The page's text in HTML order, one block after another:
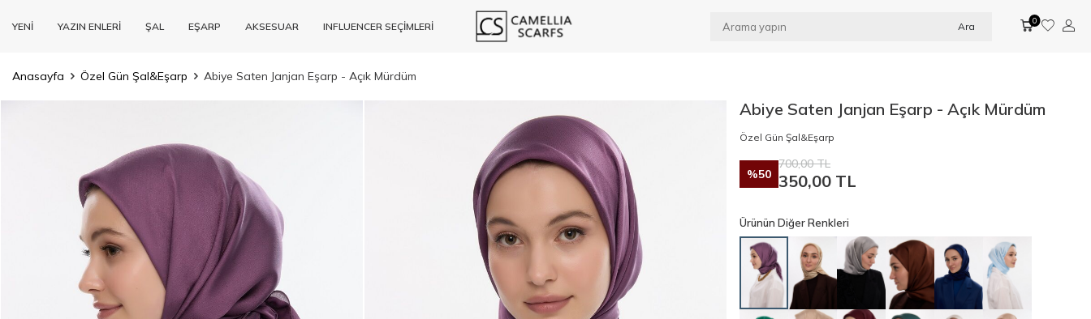
YENİ YAZIN ENLERİ ŞAL EŞARP AKSESUAR INFLUENCER SEÇİMLERİ Ara 0
Anasayfa Özel Gün Şal&Eşarp Abiye Saten Janjan Eşarp - Açık Mürdüm
Abiye Saten Janjan Eşarp - Açık Mürdüm
Özel Gün Şal&Eşarp
%50
700,00TL
350,00 TL
Ürünün Diğer Renkleri